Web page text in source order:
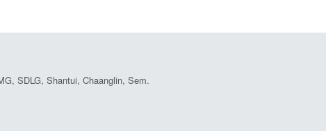
SDLG, Shantui, Chaanglin, Sem.